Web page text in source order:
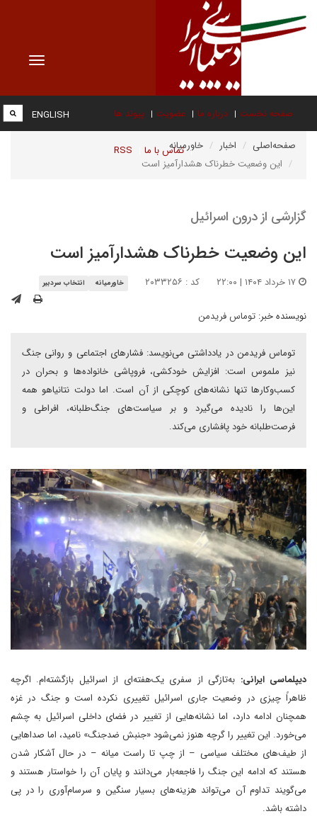
Toggle
صفحه نخست درباره ما عضویت پیوند ها
تماس با ما RSS
ENGLISH
صفحه‌اصلی اخبار
خاورمیانه
این وضعیت خطرناک هشدارآمیز است
گزارشی از درون اسرائیل
این وضعیت خطرناک هشدارآمیز است
کد : ۲۰۳۳۲۵۶ خاورمیانه انتخاب سردبیر
نویسنده خبر: توماس فریدمن
توماس فریدمن در یادداشتی می‌نویسد: فشارهای اجتماعی و روانی جنگ
نیز ملموس است: افزایش خودکشی، فروپاشی خانواده‌ها و بحران در
کسب‌و‌کارها تنها نشانه‌های کوچکی از آن است. اما دولت نتانیاهو همه
این‌ها را نادیده می‌گیرد و بر سیاست‌های جنگ‌طلبانه، افراطی و
فرصت‌طلبانه خود پافشاری می‌کند.
دیپلماسی ایرانی: به‌تازگی از سفری یک‌هفته‌ای از اسرائیل بازگشته‌ام. اگرچه
ظاهراً چیزی در وضعیت جاری اسرائیل تغییری نکرده است و جنگ در غزه
همچنان ادامه دارد، اما نشانه‌هایی از تغییر در فضای داخلی اسرائیل به چشم
می‌خورد. این تغییر را گرچه هنوز نمی‌شود «جنبش ضدجنگ» ‌نامید، اما صداهایی
از طیف‌های مختلف سیاسی – از چپ تا راست میانه – در حال آشکار شدن
هستند که ادامه این جنگ را فاجعه‌بار می‌دانند و پایان آن را خواستار هستند و
می‌گویند تداوم آن می‌تواند هزینه‌های بسیار سنگین و سرسام‌آوری را در پی
داشته باشد.